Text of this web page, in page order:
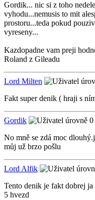
Gordik... nic si z toho
vyhodu...nemusis to mit
prostoru...teda pokud
vyreseny...
Kazdopadne vam preji
Roland z Gileadu
Lord Milten
Fakt super denik ( hraji s
Gordik
No mně se zdá moc
můj už brzo pošlu
Lord Alfik
Tento denik je fakt dobrej
5 hvezd